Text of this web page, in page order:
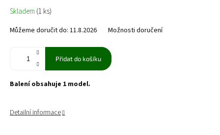
Měrná
cena:
Skladem (1 ks)
Můžeme doručit do: 11.8.2026 Možnosti doručení
Přidat do košíku
Balení obsahuje 1 model.
Detailní informace